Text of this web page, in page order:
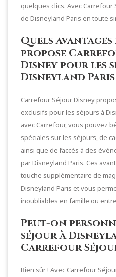
quelques clics. Avec Carrefour
de Disneyland Paris en toute
Quels
propose
Disney pour les
Disneyland Paris
Carrefour Séjour Disney
exclusifs pour les séjours à
avec Carrefour, vous pouvez
spéciales sur les séjours, de
ainsi que de l’accès à des
par Disneyland Paris. Ces
touche supplémentaire de
Disneyland Paris et vous
inoubliables en famille ou
Peut-on
séjour à
Carrefour
Bien sûr ! Avec Carrefour